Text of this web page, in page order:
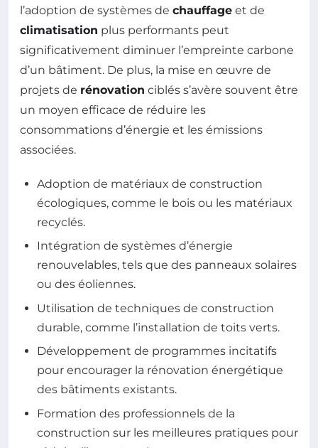
l’adoption de systèmes de chauffage et de
climatisation plus performants peut
significativement diminuer l’empreinte carbone
d’un bâtiment. De plus, la mise en œuvre de
projets de rénovation ciblés s’avère souvent être
un moyen efficace de réduire les
consommations d’énergie et les émissions
associées.
Adoption de matériaux de construction
écologiques, comme le bois ou les matériaux
recyclés.
Intégration de systèmes d’énergie
renouvelables, tels que des panneaux solaires
ou des éoliennes.
Utilisation de techniques de construction
durable, comme l’installation de toits verts.
Développement de programmes incitatifs
pour encourager la rénovation énergétique
des bâtiments existants.
Formation des professionnels de la
construction sur les meilleures pratiques pour